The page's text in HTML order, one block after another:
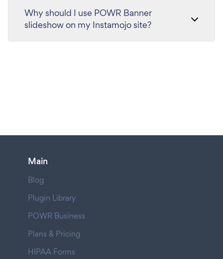
Why should I use POWR Banner
slideshow on my Instamojo site?
Main
Blog
Plugin Library
POWR Business
Plans & Pricing
HIPAA Forms